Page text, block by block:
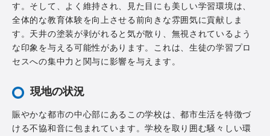
す。そして、よく維持され、見た目にも美しい学習環境は、
全体的な教育体験を向上させる前向きな雰囲気に貢献しま
す。天井の塗装が剥がれると気が散り、無視されているよう
な印象を与える可能性があります。これは、生徒の学習プロ
セスへの集中力と関与に影響を与えます。
現地の状況
賑やかな都市の中心部にあるこの学校は、都市生活を特徴づ
ける不協和音に包まれています。学校を取り囲む騒々しい環